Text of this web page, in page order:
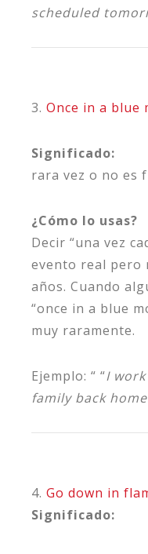
scheduled
3. Once in a blue
Significado:
rara vez o no es
¿Cómo lo usas?
Decir “una vez
evento real pero
años. Cuando
“once in a blue
muy raramente.
Ejemplo: “ “I
family back
4. Go down in
Significado: